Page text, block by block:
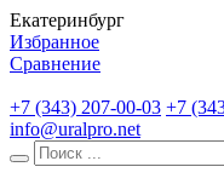
Екатеринбург
Избранное
Сравнение
+7 (343) 207-00-03 +7
info@uralpro.net